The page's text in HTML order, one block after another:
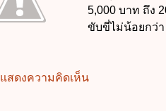
5,000 บาท ถึง
ขับขี่ไม่น้อยกว่า
และปรับตั้งแต่
แสดงความคิดเห็น